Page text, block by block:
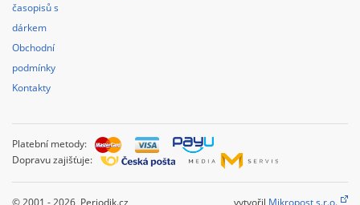
časopisů s
dárkem
Obchodní
podmínky
Kontakty
Platební metody:
Dopravu zajišťuje: